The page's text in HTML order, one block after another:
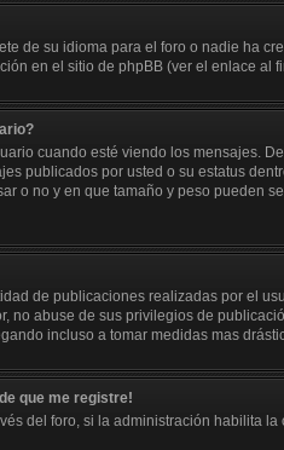
de su idioma para el foro o nadie ha
en el sitio de phpBB (ver el enlace al
cuando esté viendo los mensajes.
publicados por usted o su estatus
o no y en que tamaño y peso pueden
de publicaciones realizadas por el
no abuse de sus privilegios de
incluso a tomar medidas mas
que me registre!
del foro, si la administración habilita